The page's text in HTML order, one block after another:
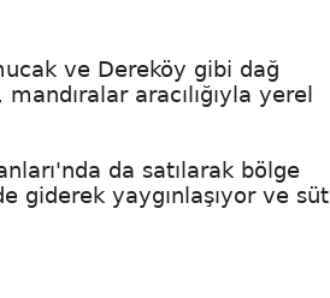
ve Dereköy gibi dağ
aracılığıyla yerel
da satılarak bölge
giderek yaygınlaşıyor ve süt